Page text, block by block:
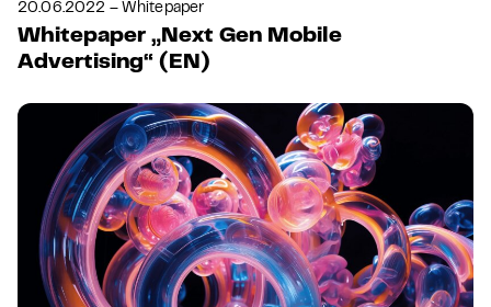
20.06.2022 – Whitepaper
Whitepaper „Next Gen Mobile
Advertising“ (EN)